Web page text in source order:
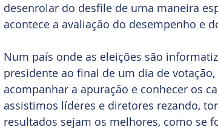
desenrolar do desfile de uma maneira
acontece a avaliação do desempenho e
Num país onde as eleições são
presidente ao final de um dia de
acompanhar a apuração e conhecer os
assistimos líderes e diretores rezando,
resultados sejam os melhores, como se